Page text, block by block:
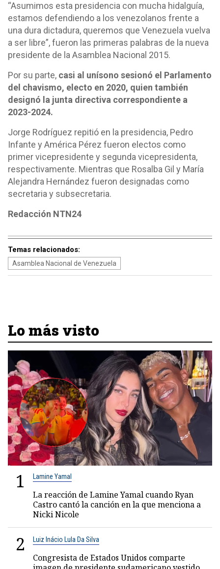
“Asumimos esta presidencia con mucha hidalguía,
estamos defendiendo a los venezolanos frente a
una dura dictadura, queremos que Venezuela vuelva
a ser libre”, fueron las primeras palabras de la nueva
presidente de la Asamblea Nacional 2015.
Por su parte, casi al unísono sesionó el Parlamento
del chavismo, electo en 2020, quien también
designó la junta directiva correspondiente a
2023-2024.
Jorge Rodríguez repitió en la presidencia, Pedro
Infante y América Pérez fueron electos como
primer vicepresidente y segunda vicepresidenta,
respectivamente. Mientras que Rosalba Gil y María
Alejandra Hernández fueron designadas como
secretaria y subsecretaria.
Redacción NTN24
Temas relacionados:
Asamblea Nacional de Venezuela
Lo más visto
1 Lamine Yamal
La reacción de Lamine Yamal cuando Ryan
Castro cantó la canción en la que menciona a
Nicki Nicole
2 Luiz Inácio Lula Da Silva
Congresista de Estados Unidos comparte